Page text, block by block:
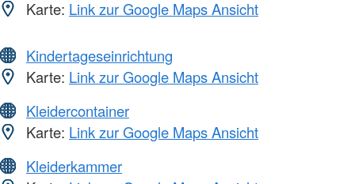
Karte: Link zur Google Maps Ansicht
Kindertageseinrichtung
Karte: Link zur Google Maps Ansicht
Kleidercontainer
Karte: Link zur Google Maps Ansicht
Kleiderkammer